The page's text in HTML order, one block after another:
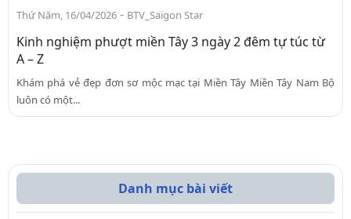
Thứ Năm, 16/04/2026 - BTV_Saigon Star
Kinh nghiệm phượt miền Tây 3 ngày 2 đêm tự túc từ
A – Z
Khám phá vẻ đẹp đơn sơ mộc mạc tại Miền Tây Miền Tây Nam Bộ
luôn có một...
Danh mục bài viết